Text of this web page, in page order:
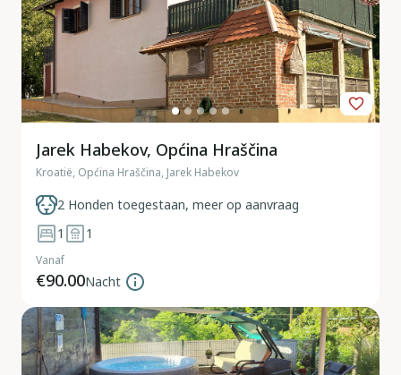
Jarek Habekov, Općina Hraščina
Kroatië, Općina Hraščina, Jarek Habekov
2 Honden toegestaan, meer op aanvraag
1
1
Vanaf
€90.00Nacht